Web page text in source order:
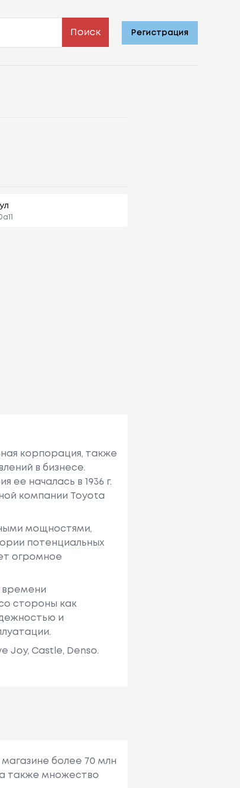
Поиск Регистрация
корпорация, также
в бизнесе.
ее началась в 1936 г.
компании Toyota
мощностями,
потенциальных
огромное
времени
стороны как
и
Joy, Castle, Denso.
более 70 млн
также множество